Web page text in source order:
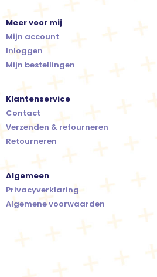
Meer voor mij
Mijn account
Inloggen
Mijn bestellingen
Klantenservice
Contact
Verzenden & retourneren
Retourneren
Algemeen
Privacyverklaring
Algemene voorwaarden